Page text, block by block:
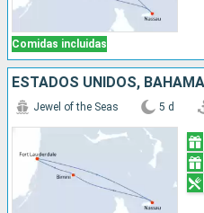
Comidas incluidas
ESTADOS UNIDOS,
Jewel of the Seas 5 d